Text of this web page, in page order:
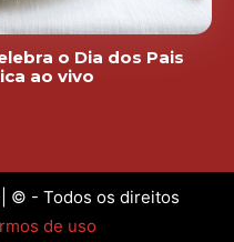
o Dia dos Pais
ao vivo
© - Todos os direitos
de uso